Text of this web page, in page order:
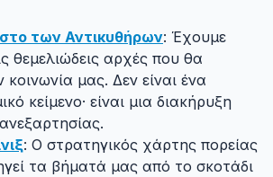
των Αντικυθήρων: Έχουμε
θεμελιώδεις αρχές που θα
κοινωνία μας. Δεν είναι ένα
κείμενο· είναι μια διακήρυξη
: Ο στρατηγικός χάρτης πορείας
τα βήματά μας από το σκοτάδι